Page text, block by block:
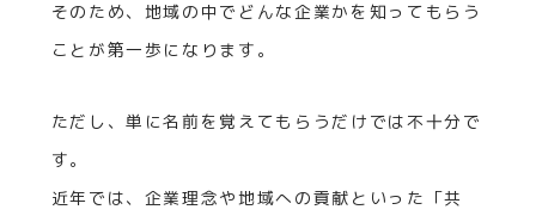
そのため、地域の中でどんな企業かを知ってもらう
ことが第一歩になります。
ただし、単に名前を覚えてもらうだけでは不十分で
す。
近年では、企業理念や地域への貢献といった「共